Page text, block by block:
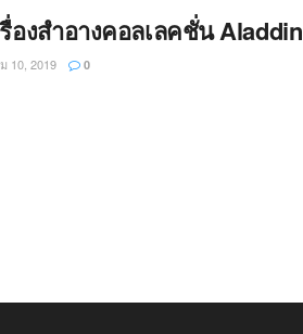
องสำอางคอลเลคชั่น Aladdin
10, 2019 0